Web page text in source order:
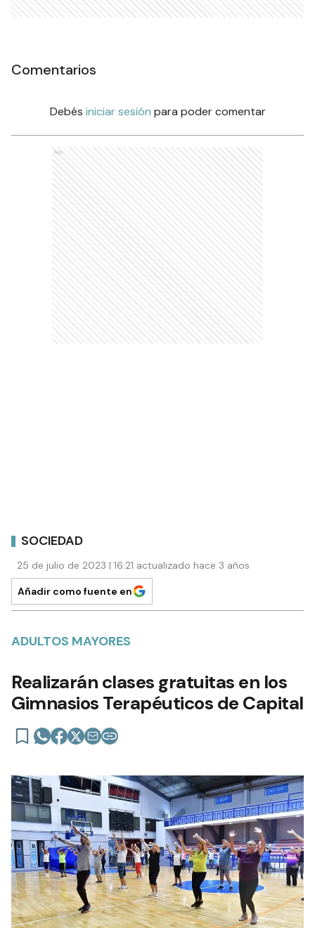
Comentarios
Debés iniciar sesión para poder comentar
Ads
SOCIEDAD
25 de julio de 2023 | 16:21 actualizado hace 3 años
Añadir como fuente en
ADULTOS MAYORES
Realizarán clases gratuitas en los
Gimnasios Terapéuticos de Capital